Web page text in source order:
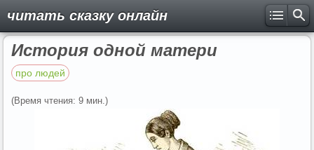
читать сказку онлайн
История одной матери
про людей
(Время чтения: 9 мин.)